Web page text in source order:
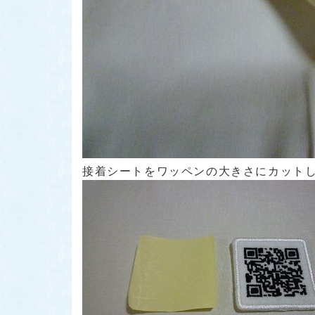
接着シートをワッペンの大きさにカット